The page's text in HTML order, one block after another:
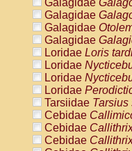
Galagidae
Galagidae
Galagidae
Galagidae
Loridae Loris
Loridae
Loridae
Loridae
Tarsiidae Tarsius
Cebidae
Cebidae
Cebidae